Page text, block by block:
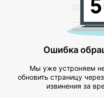
Ошибка
Мы уже устроняем
обновить страницу
извинения за